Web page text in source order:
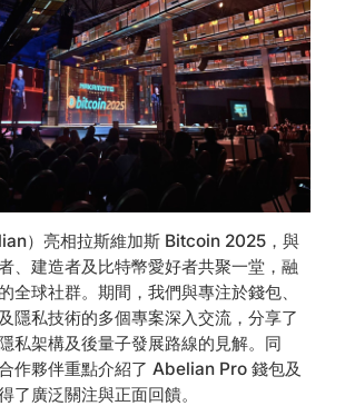
）亮相拉斯維加斯 Bitcoin 2025，與
、建造者及比特幣愛好者共聚一堂，融
全球社群。期間，我們與專注於錢包、
隱私技術的多個專案深入交流，分享了
私架構及後量子發展路線的見解。同
作夥伴重點介紹了 Abelian Pro 錢包及
了廣泛關注與正面回饋。